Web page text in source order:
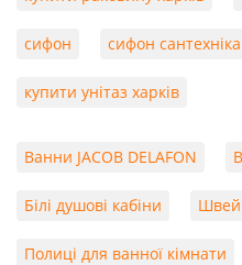
сифон сифон сантехніка
купити унітаз харків
Ванни JACOB DELAFON
Білі душові кабіни
Полиці для ванної кімнати